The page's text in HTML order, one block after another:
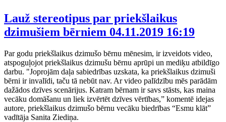
Lauž stereotipus par priekšlaikus
dzimušiem bērniem 04.11.2019 16:19
Par godu priekšlaikus dzimušo bērnu mēnesim, ir izveidots video,
atspoguļojot priekšlaikus dzimušu bērnu aprūpi un mediķu atbildīgo
darbu. "Joprojām daļa sabiedrības uzskata, ka priekšlaikus dzimuši
bērni ir invalīdi, taču tā nebūt nav. Ar video palīdzību mēs parādām
dažādos dzīves scenārijus. Katram bērnam ir savs stāsts, kas maina
vecāku domāšanu un liek izvērtēt dzīves vērtības,” komentē idejas
autore, priekšlaikus dzimušo bērnu vecāku biedrības “Esmu klāt”
vadītāja Sanita Ziediņa.